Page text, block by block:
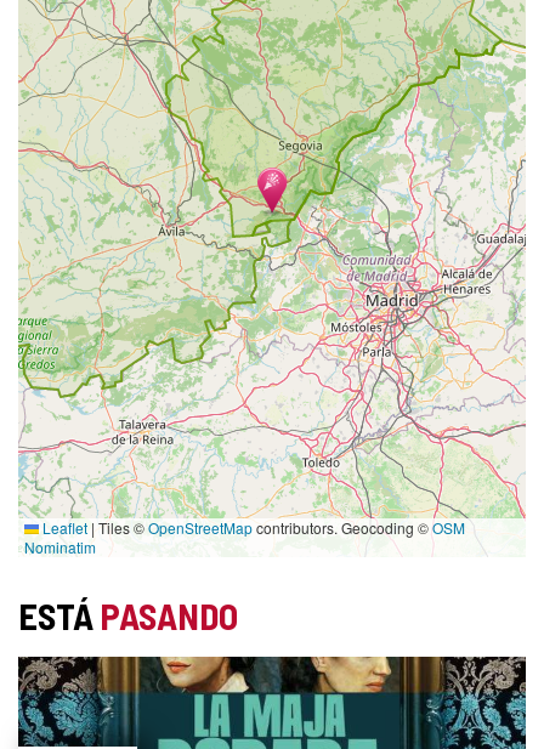
Leaflet | Tiles ©OpenStreetMapcontributors. Geocoding ©OSM
Nominatim
ESTÁPASANDO